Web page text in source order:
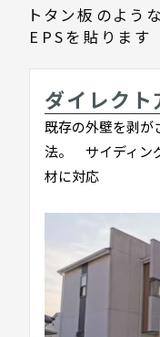
トタン板のよう
EPSを貼ります
ダイレクト
既存の外壁を剥が
法。 サイディン
材に対応